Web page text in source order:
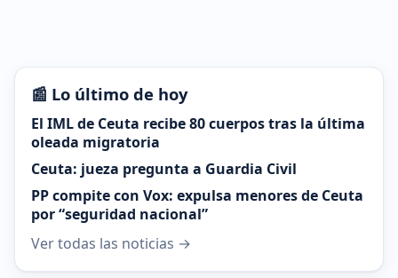
📰 Lo último de hoy
El IML de Ceuta recibe 80 cuerpos tras la última
oleada migratoria
Ceuta: jueza pregunta a Guardia Civil
PP compite con Vox: expulsa menores de Ceuta
por “seguridad nacional”
Ver todas las noticias →